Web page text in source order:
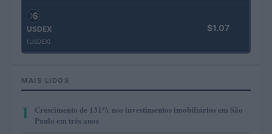
USDEX
(USDEX)
$1.07
MAIS LIDOS
1
Crescimento de 131% nos investimentos imobiliários em São
Paulo em três anos